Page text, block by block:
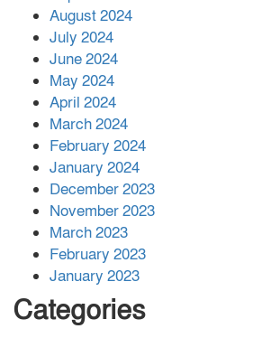
August 2024
July 2024
June 2024
May 2024
April 2024
March 2024
February 2024
January 2024
December 2023
November 2023
March 2023
February 2023
January 2023
Categories